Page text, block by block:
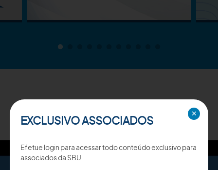
✕
EXCLUSIVO ASSOCIADOS
Efetue login para acessar todo conteúdo exclusivo para
associados da SBU.